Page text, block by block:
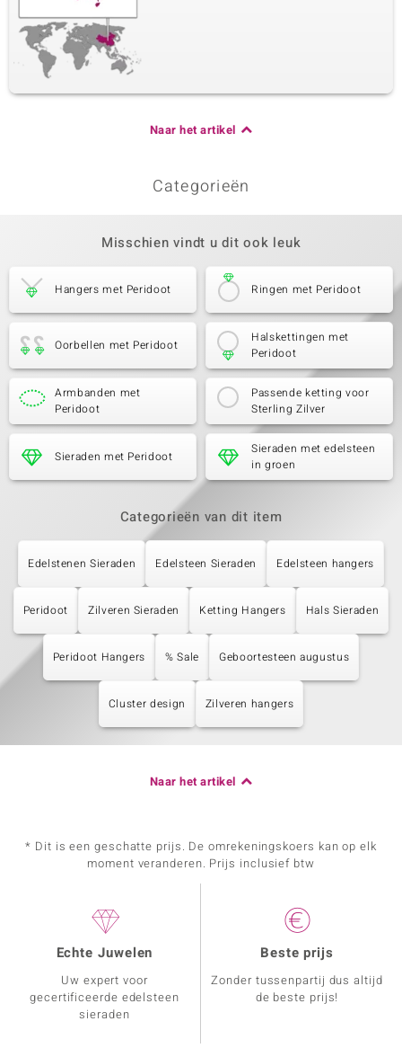
Naar het artikel
Categorieën
Misschien vindt u dit ook leuk
Hangers met Peridoot Ringen met Peridoot
Oorbellen met Peridoot
Halskettingen met
Peridoot
Armbanden met
Peridoot
Passende ketting voor
Sterling Zilver
Sieraden met Peridoot
Sieraden met edelsteen
in groen
Categorieën van dit item
Edelstenen Sieraden Edelsteen Sieraden Edelsteen hangers
Peridoot Zilveren Sieraden Ketting Hangers Hals Sieraden
Peridoot Hangers % Sale Geboortesteen augustus
Cluster design Zilveren hangers
Naar het artikel
* Dit is een geschatte prijs. De omrekeningskoers kan op elk
moment veranderen. Prijs inclusief btw
Echte Juwelen
Uw expert voor
gecertificeerde edelsteen
sieraden
Beste prijs
Zonder tussenpartij dus altijd
de beste prijs!